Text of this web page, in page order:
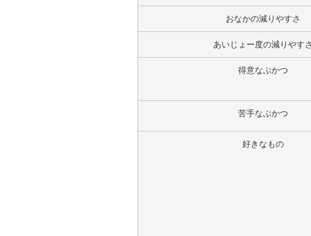
おなかの減りやすさ
あいじょー度の減りやすさ
得意なぶかつ
苦手なぶかつ
好きなもの